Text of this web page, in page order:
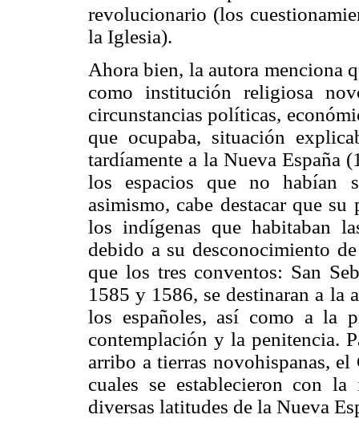
revolucionario (los
la Iglesia).
Ahora bien, la autora menciona
como institución religiosa
circunstancias políticas,
que ocupaba, situación
tardíamente a la Nueva España
los espacios que no habían
asimismo, cabe destacar que
los indígenas que habitaban
debido a su desconocimiento
que los tres conventos: San
1585 y 1586, se destinaran a la
los españoles, así como a la
contemplación y la penitencia.
arribo a tierras novohispanas,
cuales se establecieron con
diversas latitudes de la Nueva